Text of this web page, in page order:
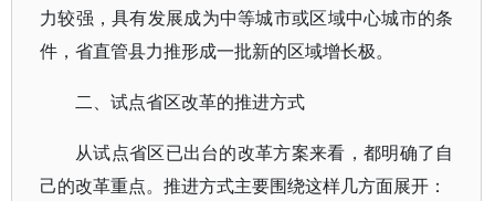
力较强，具有发展成为中等城市或区域中心城市的条
件，省直管县力推形成一批新的区域增长极。
二、试点省区改革的推进方式
从试点省区已出台的改革方案来看，都明确了自
己的改革重点。推进方式主要围绕这样几方面展开：